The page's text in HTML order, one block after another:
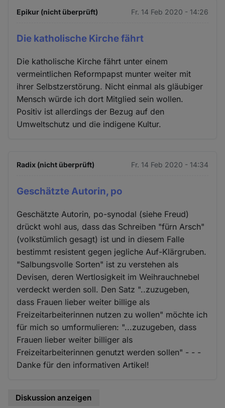
Epikur (nicht überprüft) Fr. 14 Feb 2020 - 14:26
Die katholische Kirche fährt
Die katholische Kirche fährt unter einem
vermeintlichen Reformpapst munter weiter mit
ihrer Selbstzerstörung. Nicht einmal als gläubiger
Mensch würde ich dort Mitglied sein wollen.
Positiv ist allerdings der Bezug auf den
Umweltschutz und die indigene Kultur.
Radix (nicht überprüft) Fr. 14 Feb 2020 - 14:34
Geschätzte Autorin, po
Geschätzte Autorin, po-synodal (siehe Freud)
drückt wohl aus, dass das Schreiben "fürn Arsch"
(volkstümlich gesagt) ist und in diesem Falle
bestimmt resistent gegen jegliche Auf-Klärgruben.
"Salbungsvolle Sorten" ist zu verstehen als
Devisen, deren Wertlosigkeit im Weihrauchnebel
verdeckt werden soll. Den Satz "..zuzugeben,
dass Frauen lieber weiter billige als
Freizeitarbeiterinnen nutzen zu wollen" möchte ich
für mich so umformulieren: "...zuzugeben, dass
Frauen lieber weiter billiger als
Freizeitarbeiterinnen genutzt werden sollen" - - -
Danke für den informativen Artikel!
Diskussion anzeigen